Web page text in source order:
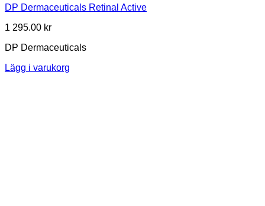
DP Dermaceuticals Retinal Active
1 295.00 kr
DP Dermaceuticals
Lägg i varukorg